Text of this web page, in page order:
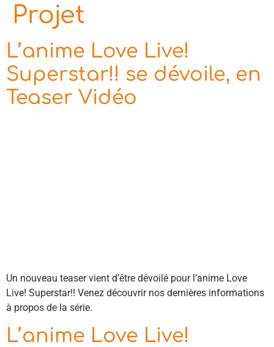
Projet
L’anime Love Live!
Superstar!! se dévoile, en
Teaser Vidéo
Un nouveau teaser vient d’être dévoilé pour l’anime Love
Live! Superstar!! Venez découvrir nos dernières informations
à propos de la série.
L’anime Love Live!